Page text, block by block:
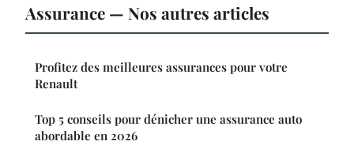
Assurance — Nos autres articles
Profitez des meilleures assurances pour votre
Renault
Top 5 conseils pour dénicher une assurance auto
abordable en 2026